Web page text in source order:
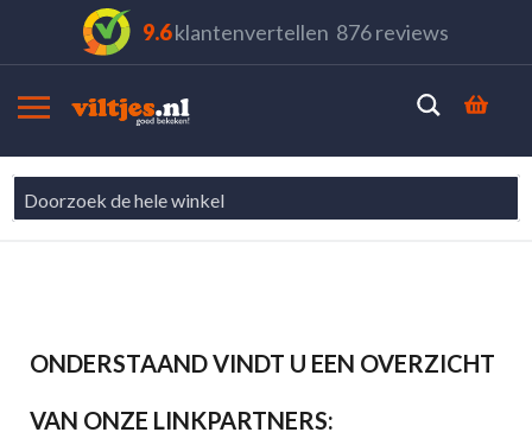
inhoud
9.6klantenvertellen 876reviews
Search
Linkpartners
ONDERSTAAND VINDT U EEN OVERZICHT
VAN ONZE LINKPARTNERS: